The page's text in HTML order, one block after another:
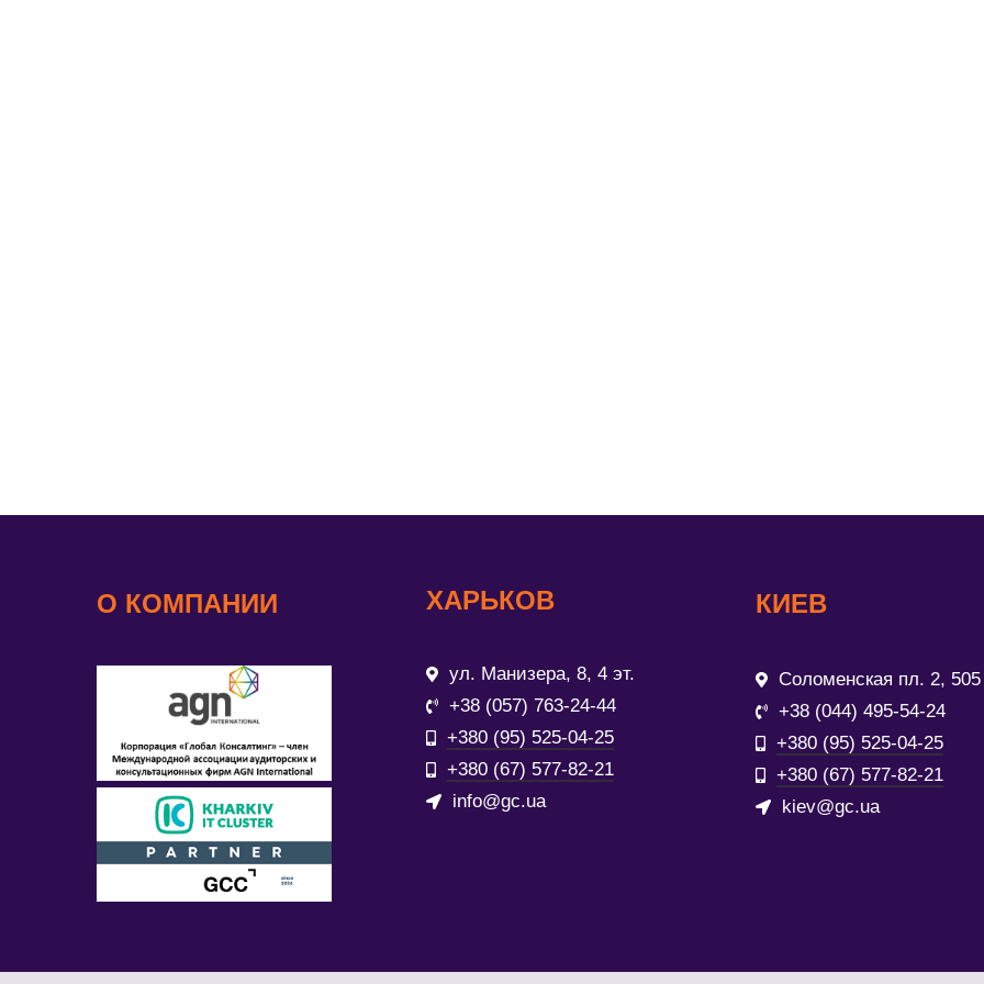
О КОМПАНИИ ХАРЬКОВ
ул. Манизера, 8, 4 эт.
+38 (057) 763-24-44
+380 (95) 525-04-25
+380 (67) 577-82-21
info@gc.ua
КИЕВ
Соломенская пл. 2, 505
+38 (044) 495-54-24
+380 (95) 525-04-25
+380 (67) 577-82-21
kiev@gc.ua